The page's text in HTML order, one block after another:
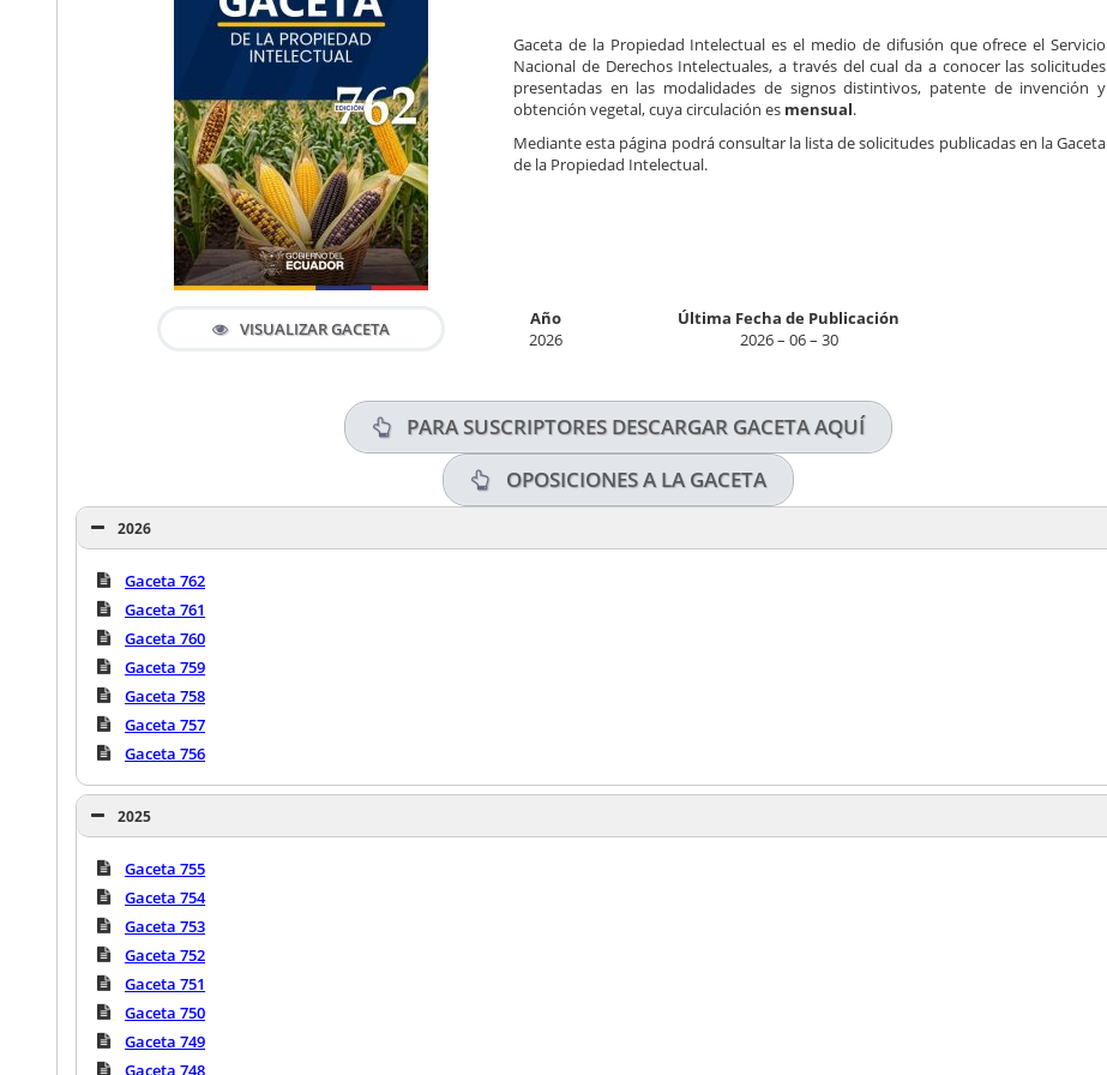
Gaceta de la Propiedad Intelectual es el medio de difusión que ofrece el Servicio
Nacional de Derechos Intelectuales, a través del cual da a conocer las solicitudes
presentadas en las modalidades de signos distintivos, patente de invención y
obtención vegetal, cuya circulación es mensual.
Mediante esta página podrá consultar la lista de solicitudes publicadas en la Gaceta
de la Propiedad Intelectual.
VISUALIZAR GACETA Año
Última Fecha de Publicación
2026
2026 – 06 – 30
PARA SUSCRIPTORES DESCARGAR GACETA AQUÍ
OPOSICIONES A LA GACETA
2026
Gaceta 762
Gaceta 761
Gaceta 760
Gaceta 759
Gaceta 758
Gaceta 757
Gaceta 756
2025
Gaceta 755
Gaceta 754
Gaceta 753
Gaceta 752
Gaceta 751
Gaceta 750
Gaceta 749
Gaceta 748